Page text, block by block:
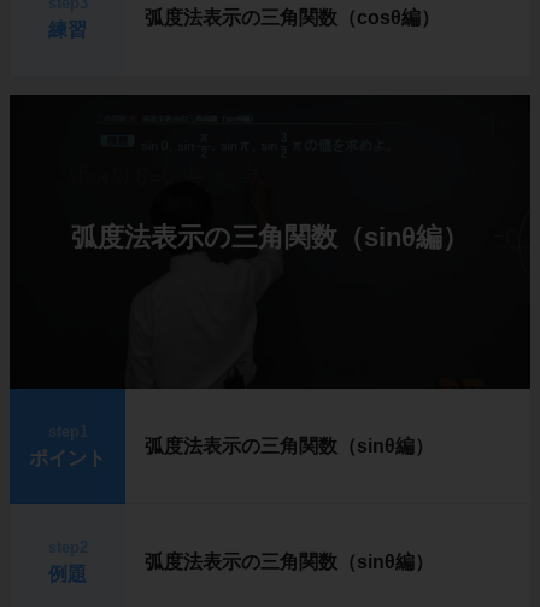
練習
弧度法表示の三角関数（cosθ編）
弧度法表示の三角関数（sinθ編）
ポイント
弧度法表示の三角関数（sinθ編）
例題
弧度法表示の三角関数（sinθ編）